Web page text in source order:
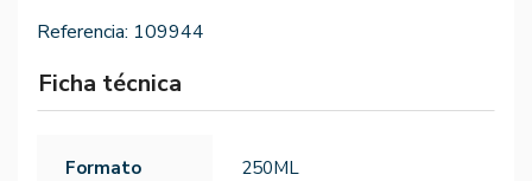
Referencia: 109944
Ficha técnica
Formato 250ML